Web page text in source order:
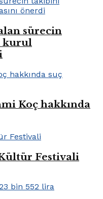
sürecin
kurul
Koç hakkında
Festivali